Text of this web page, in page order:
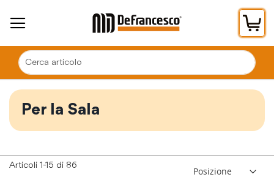
Per la Sala
Articoli 1-15 di 86